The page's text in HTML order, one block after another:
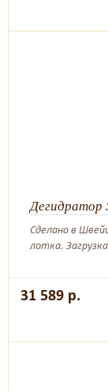
Дегидратор
Сделано в
лотка.
31 589 р.